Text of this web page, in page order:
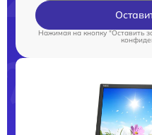
Нажимая на кнопку "Оставить